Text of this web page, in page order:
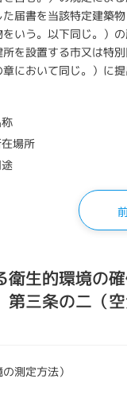
届書を当該特定建築
いう。以下同じ。）
を設置する市又は特
において同じ。）に
場所
衛生的環境の
三条の二（
測定方法）